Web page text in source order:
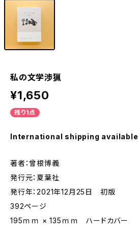
私の文学渉猟
¥1,650
残り1点
International shipping available
著者：曾根博義
発行元：夏葉社
発行年：2021年12月25日 初版
392ページ
195ｍｍ × 135ｍｍ ハードカバー